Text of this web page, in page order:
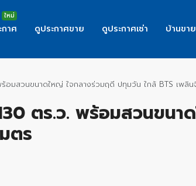
าศ ดูประกาศขาย ดูประกาศเช่า บ้านขาย
ร้อมสวนขนาดใหญ่ ใจกลางร่วมฤดี ปทุมวัน ใกล้ BTS เพลิ
ตร.ว. พร้อมสวนขน
ตร